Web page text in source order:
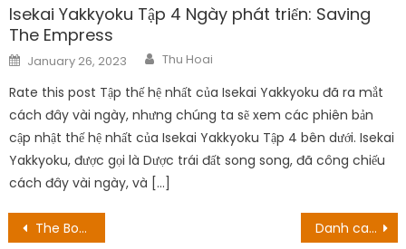
Isekai Yakkyoku Tập 4 Ngày phát triển: Saving
The Empress
Posted
on
January 26, 2023 Author
Thu Hoai
Rate this post Tập thế hệ nhất của Isekai Yakkyoku đã ra mắt
cách đây vài ngày, nhưng chúng ta sẽ xem các phiên bản
cập nhật thế hệ nhất của Isekai Yakkyoku Tập 4 bên dưới. Isekai
Yakkyoku, được gọi là Dược trái đất song song, đã công chiếu
cách đây vài ngày, và […]
Post
‌ The Bookish Holy Trinity: The Best Of The Best Danh ca Khánh Ly bức xúc san sớt cảm tưởng sau khi biết về Em và Trịnh